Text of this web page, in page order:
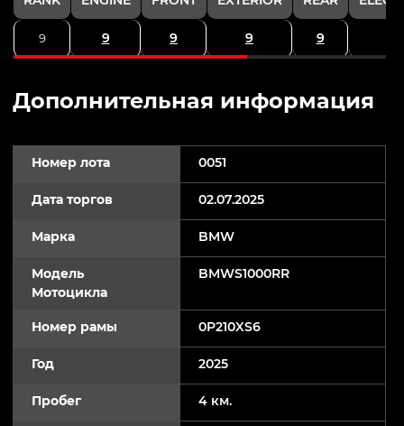
9 9 9 9 9
Дополнительная информация
Номер лота 0051
Дата торгов 02.07.2025
Марка BMW
Модель
Мотоцикла
BMWS1000RR
Номер рамы 0P210XS6
Год 2025
Пробег 4 км.